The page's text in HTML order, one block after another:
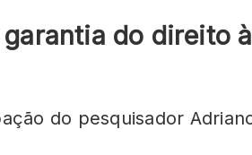
do direito à
do pesquisador